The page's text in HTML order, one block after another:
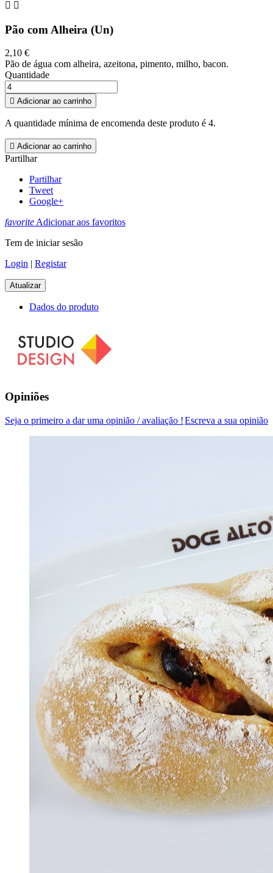
 
Pão com Alheira (Un)
2,10 €
Pão de água com alheira, azeitona, pimento, milho, bacon.
Quantidade
 Adicionar ao carrinho
A quantidade mínima de encomenda deste produto é 4.
 Adicionar ao carrinho
Partilhar
Partilhar
Tweet
Google+
favoriteAdicionar aos favoritos
Tem de iniciar sesão
Login | Registar
Dados do produto
Opiniões
Escreva a sua opinião
Seja o primeiro a dar uma opinião / avaliação !